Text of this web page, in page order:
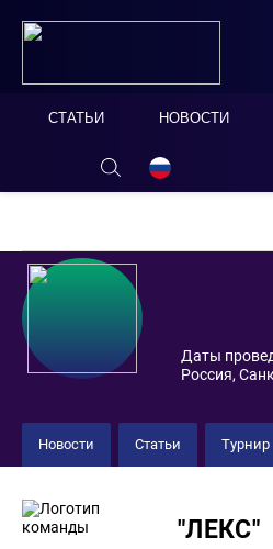
СТАТЬИ НОВОСТИ
ОНЛАЙН ТАБЛО
Даты
Россия,
Новости Статьи Турнир
Команда
"ЛЕКС"